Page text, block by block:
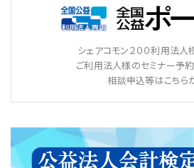
シェアコモン２００利用法人
ご利用法人様のセミナー予約
相談申込等はこちらか